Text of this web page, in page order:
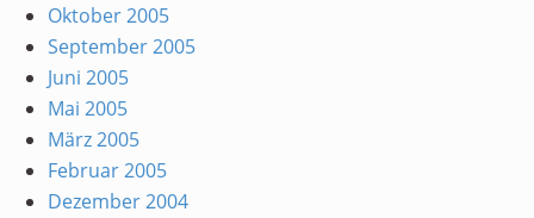
Oktober 2005
September 2005
Juni 2005
Mai 2005
März 2005
Februar 2005
Dezember 2004